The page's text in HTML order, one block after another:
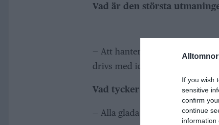
If you wish
sensitive
confirm
continue
information
Vad är den största
— Att hantera den stora
drivs med ideella krafter, säger
Vad tycker du personligen
— Alla glada möten med nya